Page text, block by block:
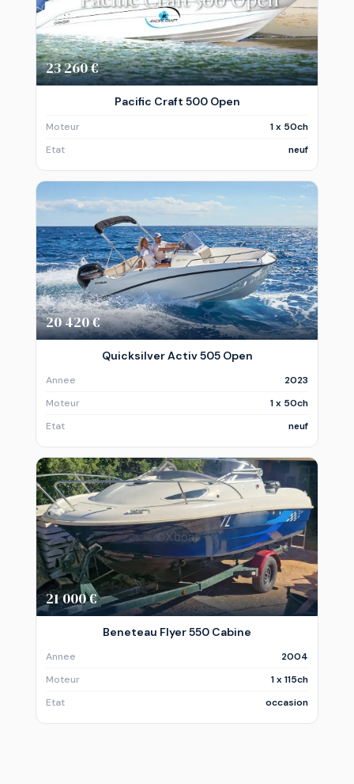
23 260 €
Pacific Craft 500 Open
Moteur
1 x 50ch
Etat
neuf
20 420 €
Quicksilver Activ 505 Open
Annee
2023
Moteur
1 x 50ch
Etat
neuf
21 000 €
Beneteau Flyer 550 Cabine
Annee
2004
Moteur
1 x 115ch
Etat
occasion